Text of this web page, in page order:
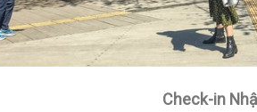
Check-in